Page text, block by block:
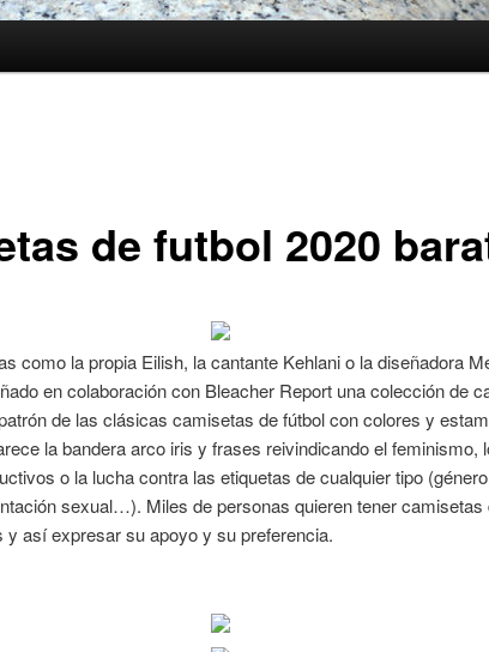
de futbol 2020
como la propia Eilish, la cantante Kehlani o la diseñadora
en colaboración con Bleacher Report una colección de
de las clásicas camisetas de fútbol con colores y
la bandera arco iris y frases reivindicando el feminismo,
o la lucha contra las etiquetas de cualquier tipo
sexual…). Miles de personas quieren tener camisetas
y así expresar su apoyo y su preferencia.